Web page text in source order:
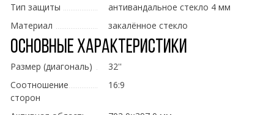
Тип защиты
антивандальное стекло 4 мм
Материал
закалённое стекло
Основные характеристики
Размер (диагональ)
32''
Соотношение
сторон
16:9